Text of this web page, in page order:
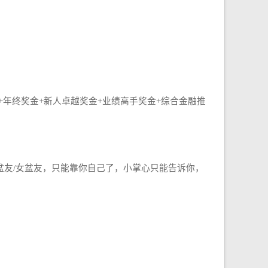
终奖金+新人卓越奖金+业绩高手奖金+综合金融推
女盆友，只能靠你自己了，小掌心只能告诉你，